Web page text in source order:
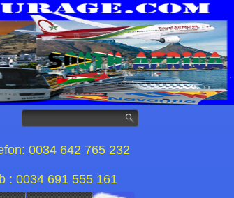
0034 642 765 232
: 0034 691 555 161